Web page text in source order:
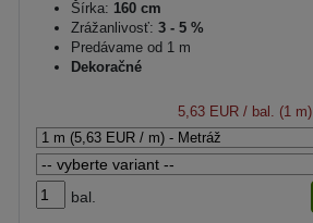
Šírka: 160 cm
Zrážanlivosť: 3 - 5 %
Predávame od 1 m
Dekoračné
5,63 EUR/ bal. (1 m)
bal.